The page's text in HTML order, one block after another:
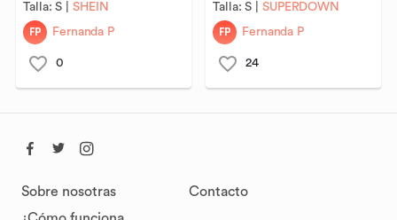
Talla:S SHEIN
FP Fernanda P
0
Talla:S SUPERDOWN
FP Fernanda P
24
Sobre nosotras
Contacto